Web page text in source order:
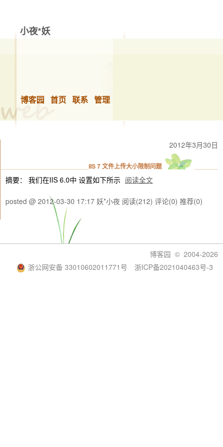
小夜*妖
博客园 首页 联系 管理
2012年3月30日
IIS 7 文件上传大小限制问题
摘要： 我们在IIS 6.0中 设置如下所示 阅读全文
posted @ 2012-03-30 17:17 妖*小夜 阅读(212) 评论(0) 推荐(0)
博客园 © 2004-2026
浙公网安备 33010602011771号
浙ICP备2021040463号-3